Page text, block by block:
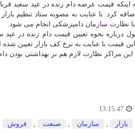
كرد: با عنایت به مصوبه ستاد تنظیم بازار
نظارت سازمان دامپزشكی انجام می شود.
درباره نحوه تعیین قیمت دام زنده در عید
قیمت با عنایت به نرخ كف بازار تعیین
این مراكز نظارت لازم هم بر بهداشتی
13:15:47
بازار سازمان صنعت فروش